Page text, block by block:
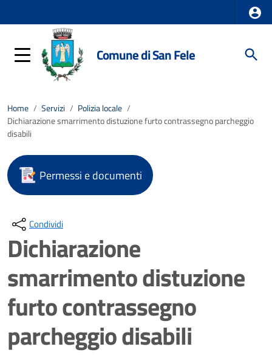
Comune di San Fele
Home / Servizi / Polizia locale /
Dichiarazione smarrimento distuzione furto contrassegno parcheggio
disabili
Permessi e documenti
Condividi
Dichiarazione
smarrimento distuzione
furto contrassegno
parcheggio disabili